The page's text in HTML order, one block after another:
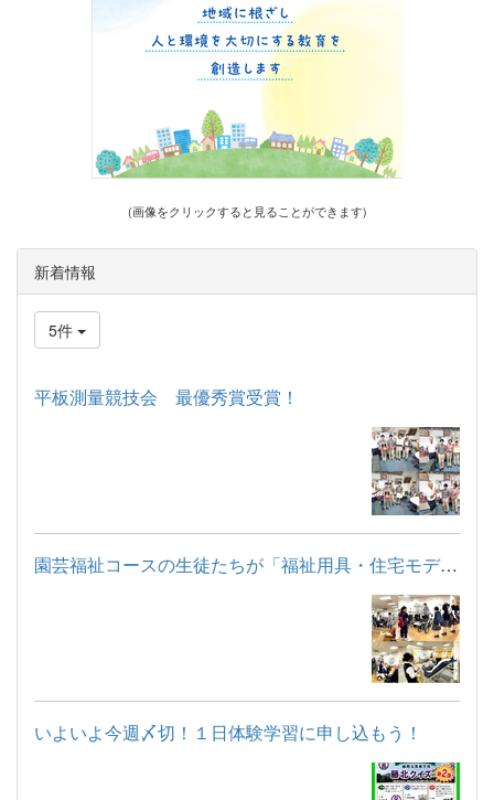
(画像をクリックすると見ることができます)
新着情報
5件
平板測量競技会 最優秀賞受賞！
園芸福祉コースの生徒たちが「福祉用具・住宅モデルルーム見学」...
いよいよ今週〆切！１日体験学習に申し込もう！